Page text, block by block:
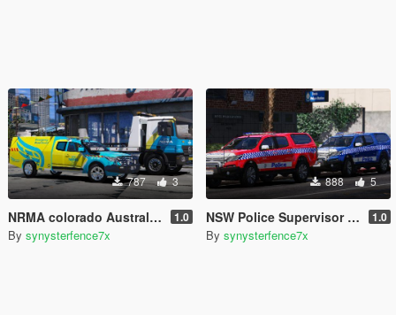
787 3
NRMA colorado Australian roadside assistance 1.0
By synysterfence7x
888 5
NSW Police Supervisor Colorado's [4k] 1.0
By synysterfence7x